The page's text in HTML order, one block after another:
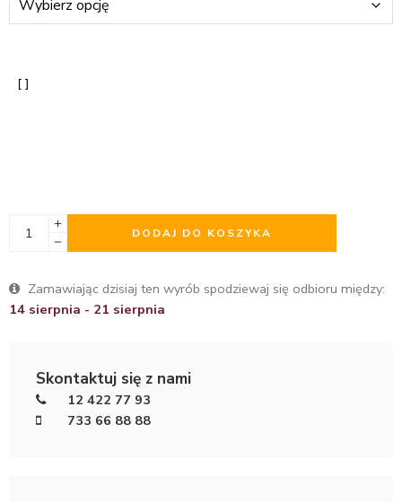
DODAJ DO KOSZYKA
Zamawiając dzisiaj ten wyrób spodziewaj się odbioru między:
14 sierpnia - 21 sierpnia
Skontaktuj się z nami
12 422 77 93
733 66 88 88